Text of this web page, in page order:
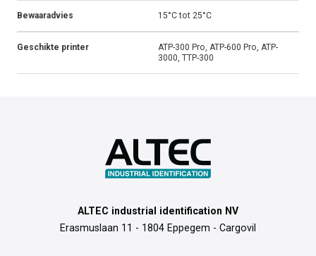
Bewaaradvies 15°C tot 25°C
Geschikte printer
ATP-300 Pro, ATP-600 Pro, ATP-
3000, TTP-300
ALTEC industrial identification NV
Erasmuslaan 11 - 1804 Eppegem - Cargovil